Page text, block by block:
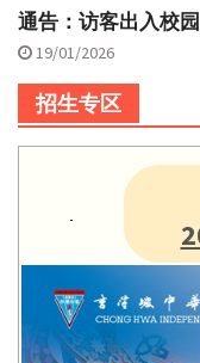
通告：访客出入校
19/01/2026
招生专区